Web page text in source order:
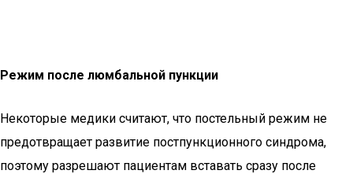
Режим после люмбальной пункции
Некоторые медики считают, что постельный режим не
предотвращает развитие постпункционного синдрома,
поэтому разрешают пациентам вставать сразу после